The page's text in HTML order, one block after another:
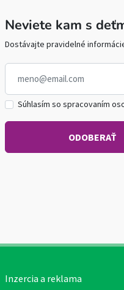
Neviete kam s
Dostávajte pravidelné
Súhlasím so spracovaním
Inzercia a reklama